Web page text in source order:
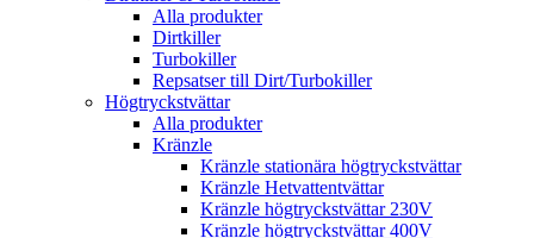
Alla produkter
Dirtkiller
Turbokiller
Repsatser till Dirt/Turbokiller
Högtryckstvättar
Alla produkter
Kränzle
Kränzle stationära högtryckstvättar
Kränzle Hetvattentvättar
Kränzle högtryckstvättar 230V
Kränzle högtryckstvättar 400V